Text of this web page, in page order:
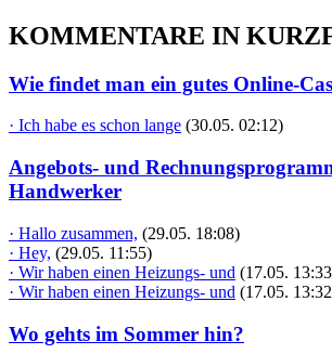
KOMMENTARE IN
Wie findet man ein gutes Online-
· Ich habe es schon lange (30.05. 02:12)
Angebots- und
Handwerker
· Hallo zusammen, (29.05. 18:08)
· Hey, (29.05. 11:55)
· Wir haben einen Heizungs- und (17.05.
· Wir haben einen Heizungs- und (17.05.
Wo gehts im Sommer hin?